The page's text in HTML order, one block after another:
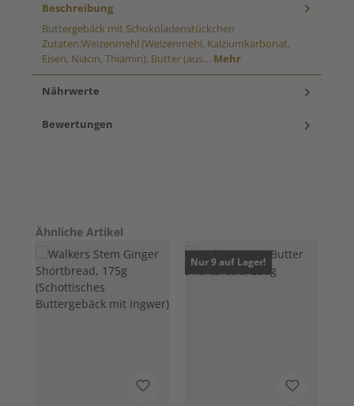
Beschreibung
Buttergebäck mit Schokoladenstückchen
Zutaten:Weizenmehl (Weizenmehl, Kalziumkarbonat,
Eisen, Niacin, Thiamin), Butter (aus… Mehr
Nährwerte
Bewertungen
Produktgalerie überspringen
Ähnliche Artikel
Nur 9 auf Lager!